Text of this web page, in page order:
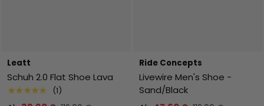
Leatt
Schuh 2.0 Flat Shoe Lava
★★★★★ (1)
Ride Concepts
Livewire Men's Shoe -
Sand/Black